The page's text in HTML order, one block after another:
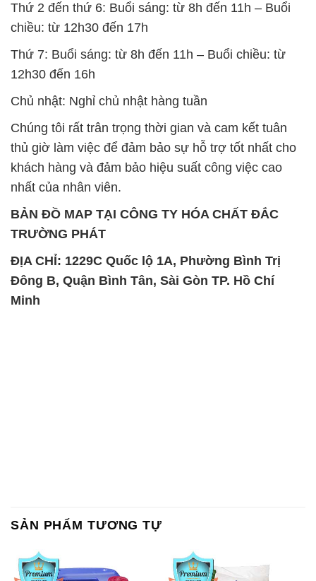
Chủ nhật: Nghỉ chủ nhật hàng tuần
thủ giờ làm việc để đảm bảo sự hỗ trợ tốt nhất cho
khách hàng và đảm bảo hiệu suất công việc cao
nhất của nhân viên.
BẢN ĐỒ MAP TẠI CÔNG TY HÓA CHẤT ĐẮC
TRƯỜNG PHÁT
ĐỊA CHỈ: 1229C Quốc lộ 1A, Phường Bình Trị
Đông B, Quận Bình Tân, Sài Gòn TP. Hồ Chí
Minh